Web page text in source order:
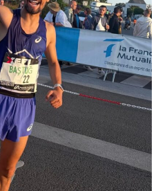
Etti!
için
Geldi!
için
Ünlü
Salon
Sezonuna
Rekor
ve
Baraj
Başladı!
için
Rekoru
için